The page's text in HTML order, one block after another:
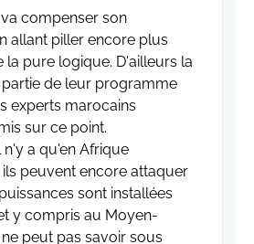
compenser son
allant piller encore plus
la pure logique. D'ailleurs la
de leur programme
experts marocains
sur ce point.
a qu'en Afrique
peuvent encore attaquer
sont installées
y compris au Moyen-
peut pas savoir sous